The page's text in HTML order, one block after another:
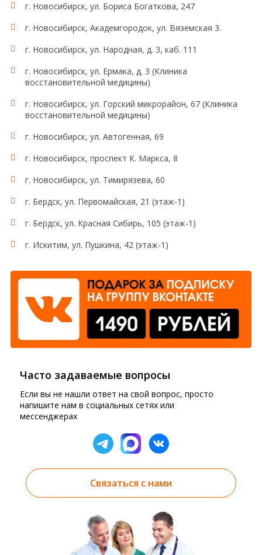
г. Новосибирск, ул. Бориса Богаткова, 247
г. Новосибирск, Академгородок, ул. Вяземская 3.
г. Новосибирск, ул. Народная, д. 3, каб. 111
г. Новосибирск, ул. Ермака, д. 3 (Клиника
восстановительной медицины)
г. Новосибирск, ул. Горский микрорайон, 67 (Клиника
восстановительной медицины)
г. Новосибирск, ул. Автогенная, 69
г. Новосибирск, проспект К. Маркса, 8
г. Новосибирск, ул. Тимирязева, 60
г. Бердск, ул. Первомайская, 21 (этаж-1)
г. Бердск, ул. Красная Сибирь, 105 (этаж-1)
г. Искитим, ул. Пушкина, 42 (этаж-1)
Часто задаваемые вопросы
Если вы не нашли ответ на свой вопрос, просто
напишите нам в социальных сетях или
мессенджерах
Связаться с нами